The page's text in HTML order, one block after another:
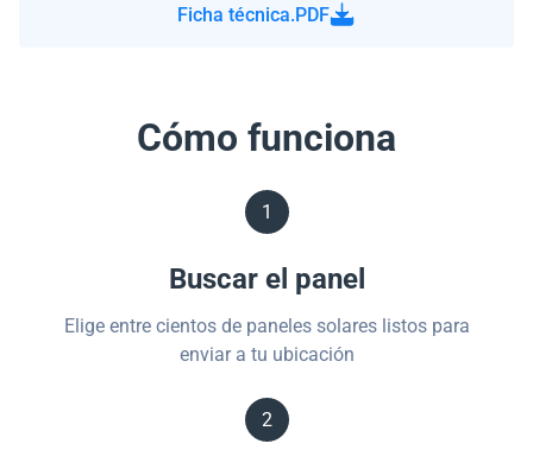
Ficha técnica.PDF
Cómo funciona
1
Buscar el panel
Elige entre cientos de paneles solares listos para
enviar a tu ubicación
2